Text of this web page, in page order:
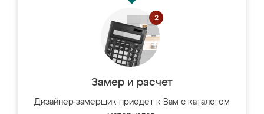
Замер и расчет
Дизайнер-замерщик приедет к Вам с каталогом